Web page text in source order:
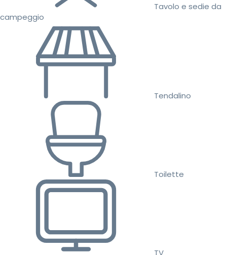
Tavolo e sedie da
campeggio
Tendalino
Toilette
TV